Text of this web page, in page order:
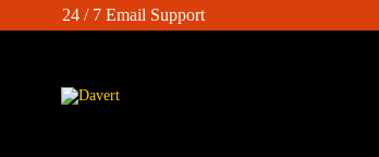
24 / 7 Email Support